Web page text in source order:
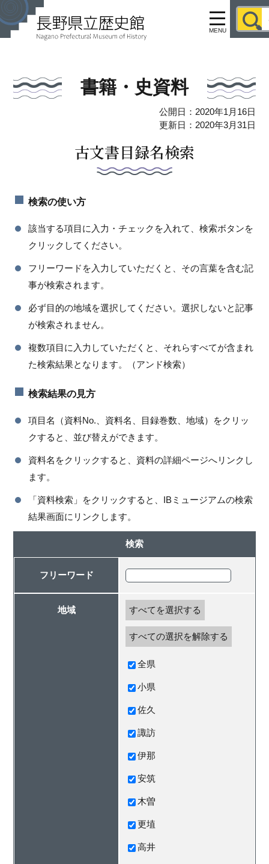
MENU
書籍・史資料
公開日：2020年1月16日
更新日：2020年3月31日
古文書目録名検索
検索の使い方
該当する項目に入力・チェックを入れて、検索ボタンを
クリックしてください。
フリーワードを入力していただくと、その言葉を含む記
事が検索されます。
必ず目的の地域を選択してください。選択しないと記事
が検索されません。
複数項目に入力していただくと、それらすべてが含まれ
た検索結果となります。（アンド検索）
検索結果の見方
項目名（資料No.、資料名、目録巻数、地域）をクリッ
クすると、並び替えができます。
資料名をクリックすると、資料の詳細ページへリンクし
ます。
「資料検索」をクリックすると、IBミュージアムの検索
結果画面にリンクします。
検索
フリーワード
地域 すべてを選択する
すべての選択を解除する
全県
小県
佐久
諏訪
伊那
安筑
木曽
更埴
高井